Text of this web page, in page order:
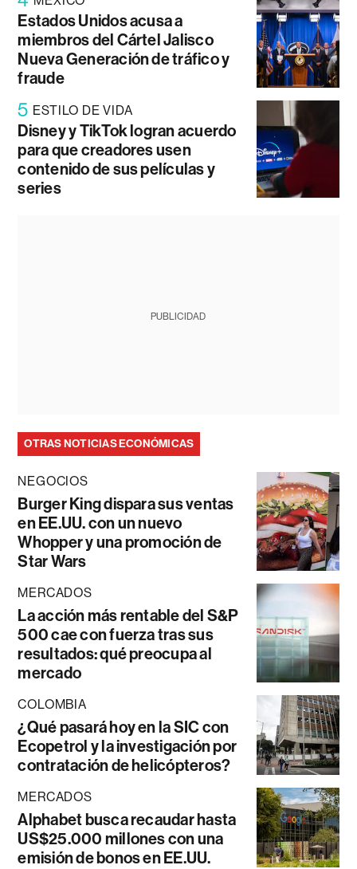
Estados Unidos acusa a
miembros del Cártel Jalisco
Nueva Generación de tráfico y
fraude
5 ESTILO DE VIDA
Disney y TikTok logran acuerdo
para que creadores usen
contenido de sus películas y
series
PUBLICIDAD
OTRAS NOTICIAS ECONÓMICAS
NEGOCIOS
Burger King dispara sus ventas
en EE.UU. con un nuevo
Whopper y una promoción de
Star Wars
MERCADOS
La acción más rentable del S&P
500 cae con fuerza tras sus
resultados: qué preocupa al
mercado
COLOMBIA
¿Qué pasará hoy en la SIC con
Ecopetrol y la investigación por
contratación de helicópteros?
MERCADOS
Alphabet busca recaudar hasta
US$25.000 millones con una
emisión de bonos en EE.UU.